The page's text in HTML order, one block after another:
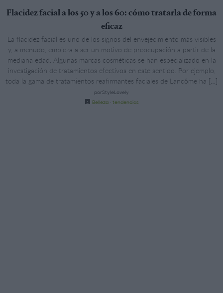
Flacidez facial a los 50 y a los 60: cómo tratarla de forma
eficaz
La flacidez facial es uno de los signos del envejecimiento más visibles
y, a menudo, empieza a ser un motivo de preocupación a partir de la
mediana edad. Algunas marcas cosméticas se han especializado en la
investigación de tratamientos efectivos en este sentido. Por ejemplo,
toda la gama de tratamientos reafirmantes faciales de Lancôme ha […]
porStyleLovely
Belleza· tendencias